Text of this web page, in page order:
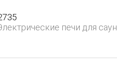
печи для саун